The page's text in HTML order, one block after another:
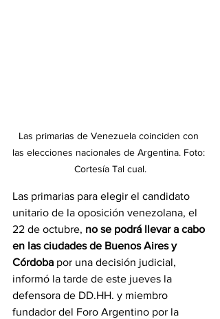
Las primarias de Venezuela coinciden con
las elecciones nacionales de Argentina. Foto:
Cortesía Tal cual.
Las primarias para elegir el candidato
unitario de la oposición venezolana, el
22 de octubre, no se podrá llevar a cabo
en las ciudades de Buenos Aires y
Córdoba por una decisión judicial,
informó la tarde de este jueves la
defensora de DD.HH. y miembro
fundador del Foro Argentino por la